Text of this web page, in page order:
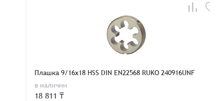
Плашка 9/16x18 HSS DIN EN22568 RUKO 240916UNF
в наличии
18 811 ₸